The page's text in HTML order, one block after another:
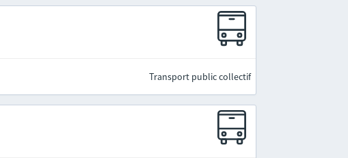
Transport public collectif